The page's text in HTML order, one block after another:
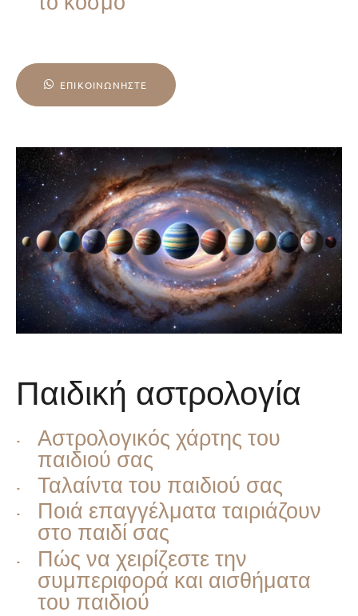
ΕΠΙΚΟΙΝΩΝΉΣΤΕ
Παιδική αστρολογία
Αστρολογικός χάρτης του
παιδιού σας
Ταλαίντα του παιδιού σας
Ποιά επαγγέλματα ταιριάζουν
στο παιδί σας
Πώς να χειρίζεστε την
συμπεριφορά και αισθήματα
του παιδιού